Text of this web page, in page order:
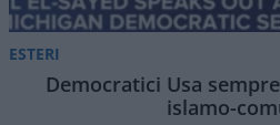
ESTERI
Democratici Usa
islamo-